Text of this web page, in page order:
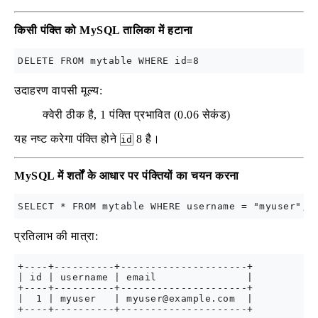
किसी पंक्ति को MySQL तालिका में हटाना
उदाहरण वापसी मूल्य:
क्वेरी ठीक है, 1 पंक्ति प्रभावित (0.06 सेकंड)
यह नष्ट करेगा पंक्ति होने id 8 है।
MySQL में शर्तों के आधार पर पंक्तियों का चयन करना
प्रतिलाभ की मात्रा:
+----+----------+---------------------+
| id | username | email               |
+----+----------+---------------------+
|  1 | myuser   | myuser@example.com